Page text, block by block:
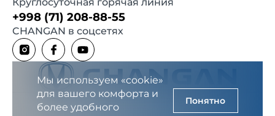
+998 (71) 208-88-55
CHANGAN в соцсетях
Мы используем «cookie»
для вашего комфорта и
более удобного
Понятно